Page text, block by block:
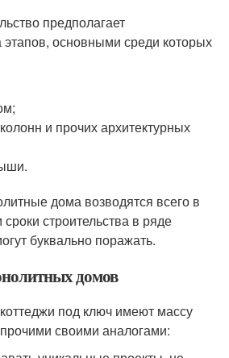
предполагает
основными среди которых
и прочих архитектурных
дома возводятся всего в
строительства в ряде
буквально поражать.
домов
под ключ имеют массу
своими аналогами: